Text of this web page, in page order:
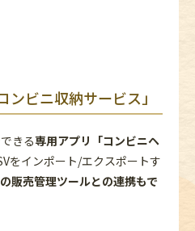
ビニ収納サービス」
きる専用アプリ「コンビニヘ
をインポート/エクスポートす
販売管理ツールとの連携もで